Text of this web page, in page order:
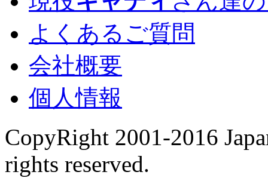
よくあるご質問
会社概要
個人情報
CopyRight 2001-2016
rights reserved.